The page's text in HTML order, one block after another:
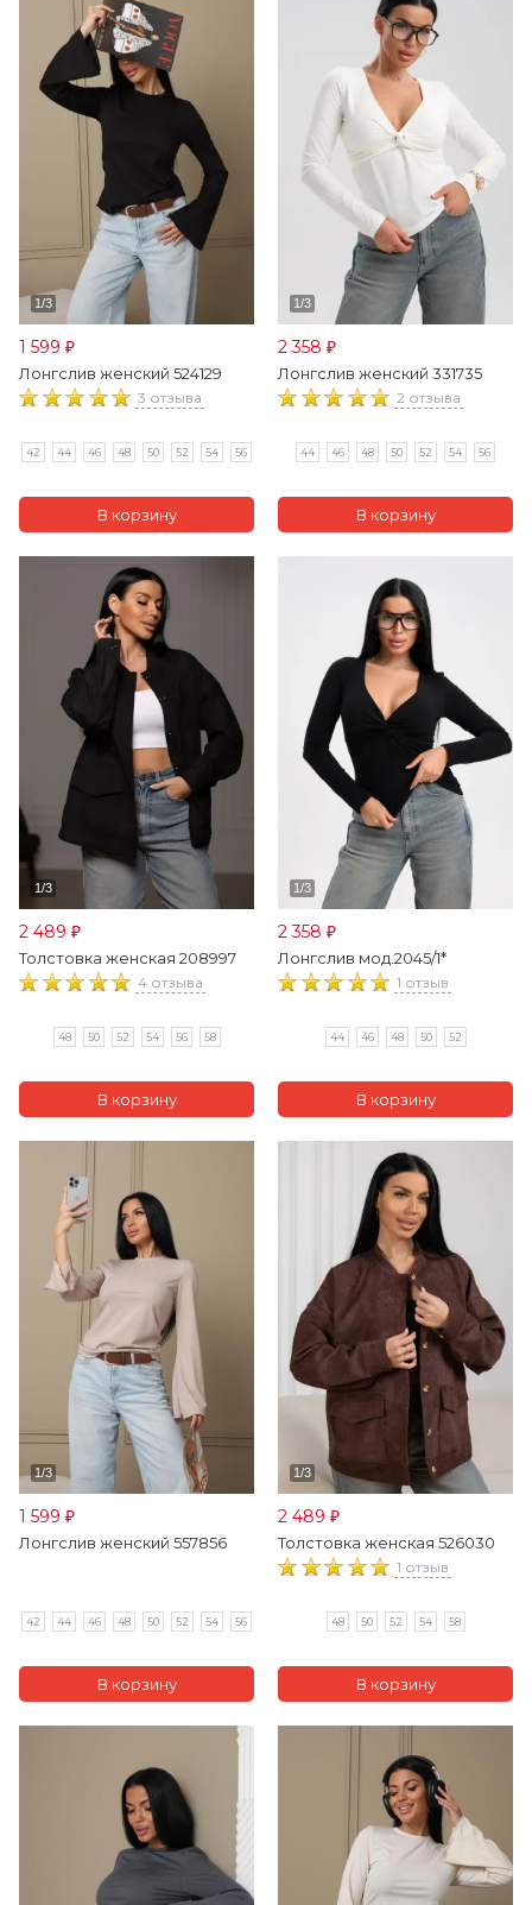
1 599 ₽
Лонгслив женский 524129
3 отзыва
42 44 46 48 50 52 54 56
2 358 ₽
Лонгслив женский 331735
2 отзыва
44 46 48 50 52 54 56
2 489 ₽
Толстовка женская 208997
4 отзыва
48 50 52 54 56 58
2 358 ₽
Лонгслив мод.2045/1*
1 отзыв
44 46 48 50 52
1 599 ₽
Лонгслив женский 557856
42 44 46 48 50 52 54 56
2 489 ₽
Толстовка женская 526030
1 отзыв
48 50 52 54 58